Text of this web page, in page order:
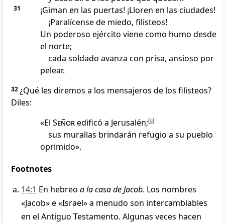
31
¡Giman en las puertas! ¡Lloren en las ciudades!
¡Paralícense de miedo, filisteos!
Un poderoso ejército viene como humo desde
el norte;
cada soldado avanza con prisa, ansioso por
pelear.
32¿Qué les diremos a los mensajeros de los filisteos?
Diles:
«El Señoredificó a Jerusalén;[g]
sus murallas brindarán refugio a su pueblo
oprimido».
Footnotes
14:1 En hebreo a la casa de Jacob. Los nombres
«Jacob» e «Israel» a menudo son intercambiables
en el Antiguo Testamento. Algunas veces hacen